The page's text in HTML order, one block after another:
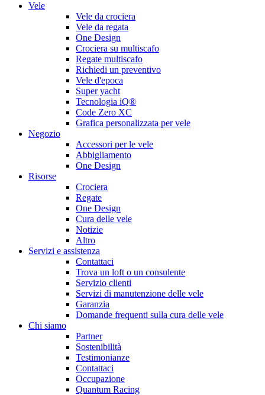
Vele
Vele da crociera
Vele da regata
One Design
Crociera su multiscafo
Regate multiscafo
Richiedi un preventivo
Vele d'epoca
Super yacht
Tecnologia iQ®
Code Zero XC
Grafica personalizzata per vele
Negozio
Accessori per le vele
Abbigliamento
One Design
Risorse
Crociera
Regate
One Design
Cura delle vele
Notizie
Altro
Servizi e assistenza
Contattaci
Trova un loft o un consulente
Servizio clienti
Servizi di manutenzione delle vele
Garanzia
Domande frequenti sulla cura delle vele
Chi siamo
Partner
Sostenibilità
Testimonianze
Contattaci
Occupazione
Quantum Racing